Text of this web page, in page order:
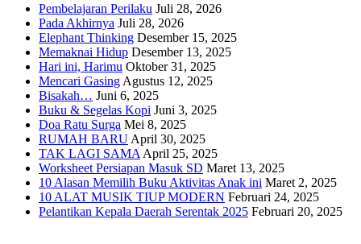
Pembelajaran Perilaku Juli 28, 2026
Pada Akhirnya Juli 28, 2026
Elephant Thinking Desember 15, 2025
Memaknai Hidup Desember 13, 2025
Hari ini, Harimu Oktober 31, 2025
Mencari Gasing Agustus 12, 2025
Bisakah… Juni 6, 2025
Buku & Segelas Kopi Juni 3, 2025
Doa Ratu Surga Mei 8, 2025
RUMAH BARU April 30, 2025
TAK LAGI SAMA April 25, 2025
Worksheet Persiapan Masuk SD Maret 13, 2025
10 Alasan Memilih Buku Aktivitas Anak ini Maret 2, 2025
10 ALAT MUSIK TIUP MODERN Februari 24, 2025
Pelantikan Kepala Daerah Serentak 2025 Februari 20, 2025